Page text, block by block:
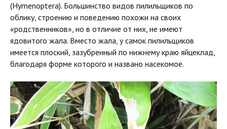
(Hymenoptera). Большинство видов пилильщиков по
облику, строению и поведению похожи на своих
«родственников», но в отличие от них, не имеют
ядовитого жала. Вместо жала, у самок пилильщиков
имеется плоский, зазубренный по нижнему краю яйцеклад,
благодаря форме которого и названо насекомое.